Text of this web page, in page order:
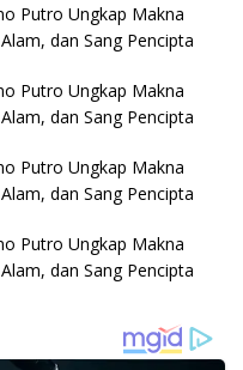
Putro Ungkap Makna
dan Sang Pencipta
Putro Ungkap Makna
dan Sang Pencipta
Putro Ungkap Makna
dan Sang Pencipta
Putro Ungkap Makna
dan Sang Pencipta